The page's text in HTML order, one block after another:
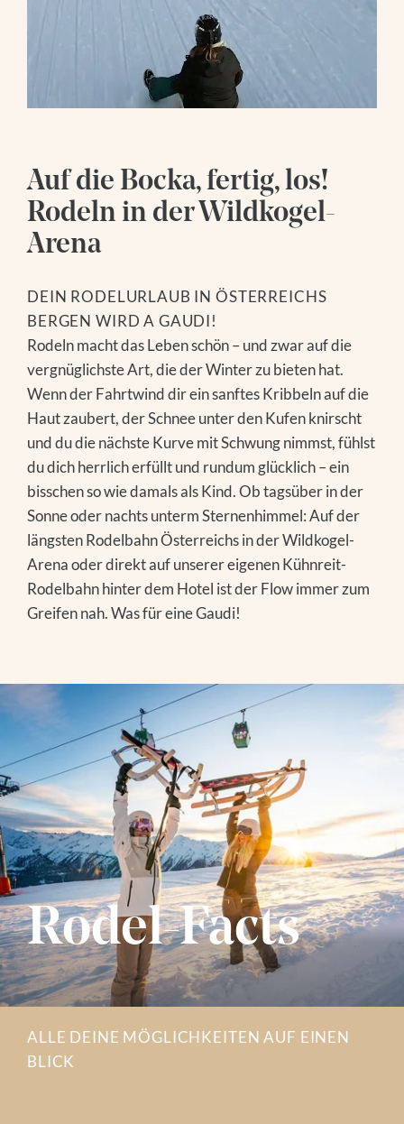
Wanderhotel
TOURENTIPPS
GROSSVENEDIGER
Wellness
WASSERWELT
SAUNAWELT
MASSAGEN
DAY SPA
Bergsommer
WANDERN
GOLFEN
MODELL- UND HANGFLIEGEN
NATIONALPARK SOMMERCARD
FAMILIENZEIT
AUSFLUGSTIPPS
EVENTS IN DER REGION
Bergwinter
SKIFAHREN
WINTERWANDERN
RODELN
ABSEITS DER PISTE
FAMILIENZEIT
AUSFLUGSTIPPS
EVENTS IN DER REGION
Folge uns
Youtube
DEIN RODELURLAUB IN ÖSTERREICHS
BERGEN WIRD A GAUDI!
Auf die Bocka, fertig, los!
Rodeln in der Wildkogel-
Arena
Rodeln macht das Leben schön – und zwar auf die
vergnüglichste Art, die der Winter zu bieten hat.
Wenn der Fahrtwind dir ein sanftes Kribbeln auf die
Haut zaubert, der Schnee unter den Kufen knirscht
und du die nächste Kurve mit Schwung nimmst, fühlst
du dich herrlich erfüllt und rundum glücklich – ein
bisschen so wie damals als Kind. Ob tagsüber in der
Sonne oder nachts unterm Sternenhimmel: Auf der
längsten Rodelbahn Österreichs in der Wildkogel-
Arena oder direkt auf unserer eigenen Kühnreit-
Rodelbahn hinter dem Hotel ist der Flow immer zum
Greifen nah. Was für eine Gaudi!
Rodel-Facts
ALLE DEINE MÖGLICHKEITEN AUF EINEN
BLICK